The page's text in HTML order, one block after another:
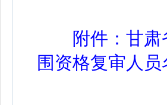
附件：甘肃省
围资格复审人